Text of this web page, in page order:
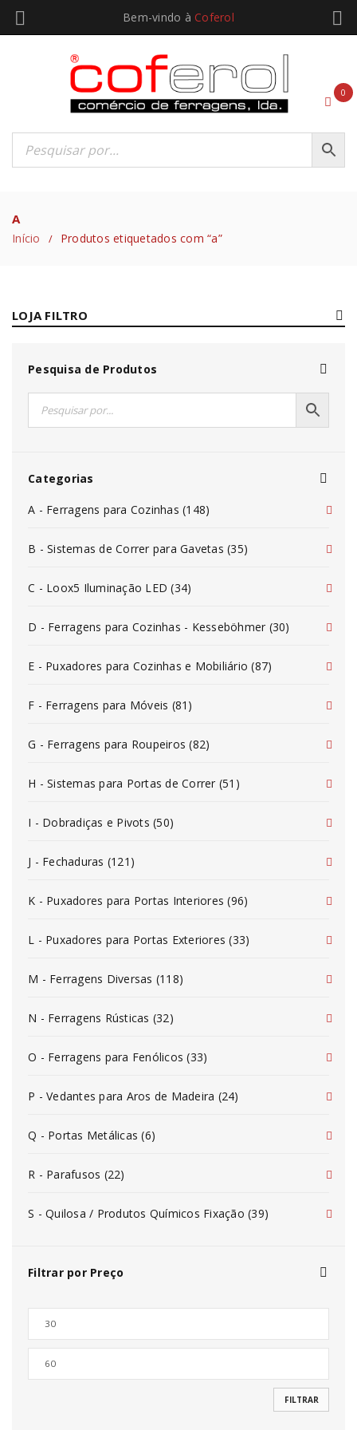
Bem-vindo à Coferol
0
A
Início / Produtos etiquetados com “a”
LOJA FILTRO
Pesquisa de Produtos
Categorias
A - Ferragens para Cozinhas (148)
B - Sistemas de Correr para Gavetas (35)
C - Loox5 Iluminação LED (34)
D - Ferragens para Cozinhas - Kesseböhmer (30)
E - Puxadores para Cozinhas e Mobiliário (87)
F - Ferragens para Móveis (81)
G - Ferragens para Roupeiros (82)
H - Sistemas para Portas de Correr (51)
I - Dobradiças e Pivots (50)
J - Fechaduras (121)
K - Puxadores para Portas Interiores (96)
L - Puxadores para Portas Exteriores (33)
M - Ferragens Diversas (118)
N - Ferragens Rústicas (32)
O - Ferragens para Fenólicos (33)
P - Vedantes para Aros de Madeira (24)
Q - Portas Metálicas (6)
R - Parafusos (22)
S - Quilosa / Produtos Químicos Fixação (39)
Filtrar por Preço
FILTRAR